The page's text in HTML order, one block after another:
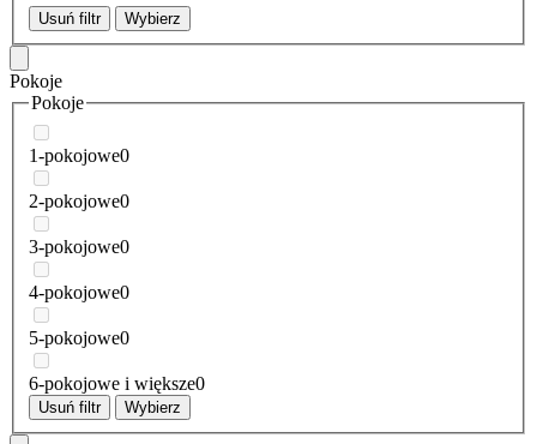
Usuń filtr Wybierz
Pokoje
Pokoje
1-pokojowe0
2-pokojowe0
3-pokojowe0
4-pokojowe0
5-pokojowe0
6-pokojowe i większe0
Usuń filtr Wybierz